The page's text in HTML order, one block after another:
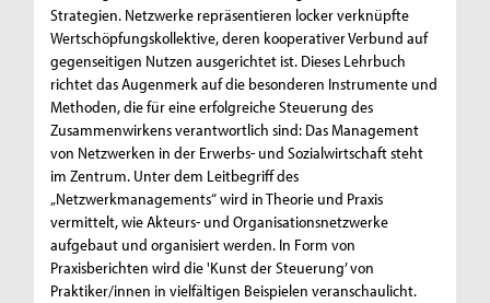
Strategien. Netzwerke repräsentieren locker verknüpfte
Wertschöpfungskollektive, deren kooperativer Verbund auf
gegenseitigen Nutzen ausgerichtet ist. Dieses Lehrbuch
richtet das Augenmerk auf die besonderen Instrumente und
Methoden, die für eine erfolgreiche Steuerung des
Zusammenwirkens verantwortlich sind: Das Management
von Netzwerken in der Erwerbs- und Sozialwirtschaft steht
im Zentrum. Unter dem Leitbegriff des
„Netzwerkmanagements“ wird in Theorie und Praxis
vermittelt, wie Akteurs- und Organisationsnetzwerke
aufgebaut und organisiert werden. In Form von
Praxisberichten wird die 'Kunst der Steuerung’ von
Praktiker/innen in vielfältigen Beispielen veranschaulicht.